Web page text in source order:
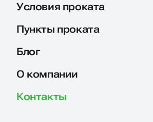
Условия проката
Пункты проката
Блог
О компании
Контакты